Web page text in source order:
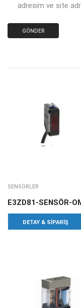
adresim ve site
SENSÖRLER
E3ZD81-SENSÖR-
DETAY & SIPARIŞ